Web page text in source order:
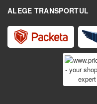
ALEGE TRANSPORTUL